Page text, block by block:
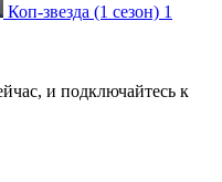
Коп-звезда (1 сезон) 1
и подключайтесь к